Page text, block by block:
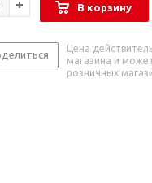
В корзину
Цена
магазина и
розничных